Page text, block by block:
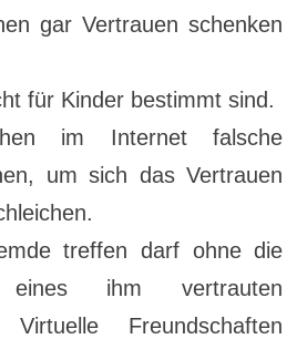
gar Vertrauen schenken
für Kinder bestimmt sind.
im Internet falsche
um sich das Vertrauen
treffen darf ohne die
eines ihm vertrauten
Virtuelle Freundschaften